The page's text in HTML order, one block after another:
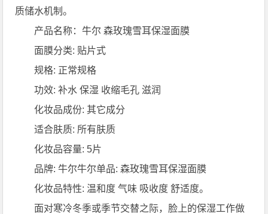
质储水机制。
产品名称：牛尔 森玫瑰雪耳保湿面膜
面膜分类: 贴片式
规格: 正常规格
功效: 补水 保湿 收缩毛孔 滋润
化妆品成份: 其它成分
适合肤质: 所有肤质
化妆品容量: 5片
品牌: 牛尔牛尔单品: 森玫瑰雪耳保湿面膜
化妆品特性: 温和度 气味 吸收度 舒适度。
面对寒冷冬季或季节交替之际，脸上的保湿工作做